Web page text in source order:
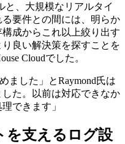
と、大規模なリアルタイ
要件との間には、明らか
成からこれ以上絞り出す
良い解決策を探すことを
Cloudでした。
ました」とRaymond氏は
た。以前は対応できなか
できます」
を支えるログ設